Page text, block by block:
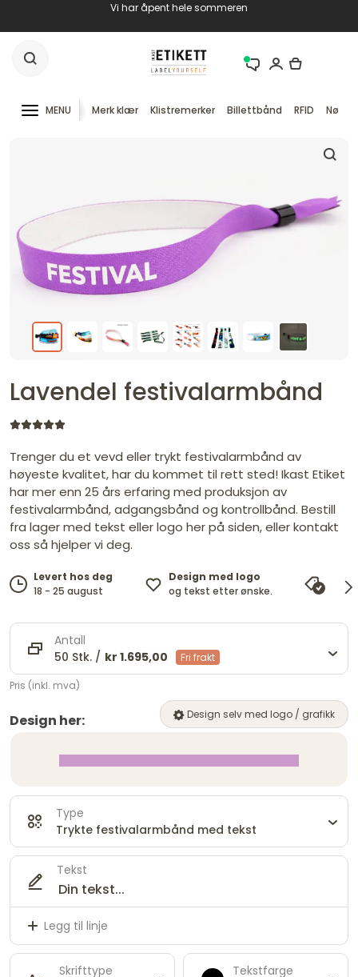
Vi har åpent hele sommeren
MENU Merk klær Klistremerker Billettbånd RFID
Lavendel festivalarmbånd
Trenger du et vevd eller trykt festivalarmbånd av
høyeste kvalitet, har du kommet til rett sted! Ikast Etiket
har mer enn 25 års erfaring med produksjon av
festivalarmbånd, adgangsbånd og kontrollbånd. Bestill
fra lager med tekst eller logo her på siden, eller kontakt
oss så hjelper vi deg.
Levert hos deg
18 - 25 august
Design med logo
og tekst etter ønske.
vi
Antall
50 Stk. / kr 1.695,00 Fri frakt
Pris (inkl. mva)
Design her: Design selv med logo / grafikk
Type
Trykte festivalarmbånd med tekst
Tekst
Legg til linje
Skrifttype
Tekstfarge